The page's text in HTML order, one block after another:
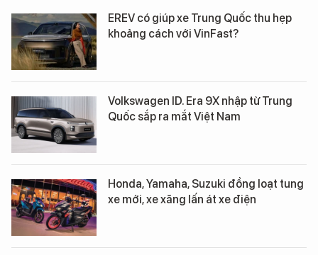
EREV có giúp xe Trung Quốc thu hẹp
khoảng cách với VinFast?
Volkswagen ID. Era 9X nhập từ Trung
Quốc sắp ra mắt Việt Nam
Honda, Yamaha, Suzuki đồng loạt tung
xe mới, xe xăng lấn át xe điện